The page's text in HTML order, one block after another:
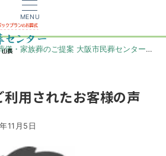
MENU
儀・家族葬のご提案 大阪市民葬センター
用されたお客様の声
11月5日